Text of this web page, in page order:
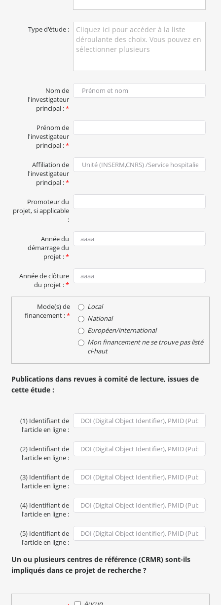
Type d'étude :
Cliquez ici pour accéder à la liste
déroulante des choix. Vous pouvez en
sélectionner plusieurs
Nom de
l'investigateur
principal :*
Prénom de
l'investigateur
principal :*
Affiliation de
l'investigateur
principal :*
Promoteur du
projet, si applicable
:
Année du
démarrage du
projet :*
Année de clôture
du projet :*
Mode(s) de
financement :*
Local
National
Européen/international
Mon financement ne se trouve pas listé
ci-haut
Publications dans revues à comité de lecture, issues de
cette étude :
(1) Identifiant de
l'article en ligne :
(2) Identifiant de
l'article en ligne :
(3) Identifiant de
l'article en ligne :
(4) Identifiant de
l'article en ligne :
(5) Identifiant de
l'article en ligne :
Un ou plusieurs centres de référence (CRMR) sont-ils
impliqués dans ce projet de recherche ?